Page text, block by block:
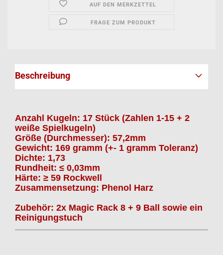
AUF DEN MERKZETTEL
FRAGE ZUM PRODUKT
Beschreibung
Anzahl Kugeln: 17 Stück (Zahlen 1-15 + 2
weiße Spielkugeln)
Größe (Durchmesser): 57,2mm
Gewicht: 169 gramm (+- 1 gramm Toleranz)
Dichte: 1,73
Rundheit: ≤ 0,03mm
Härte: ≥ 59 Rockwell
Zusammensetzung: Phenol Harz
Zubehör: 2x Magic Rack 8 + 9 Ball sowie ein
Reinigungstuch